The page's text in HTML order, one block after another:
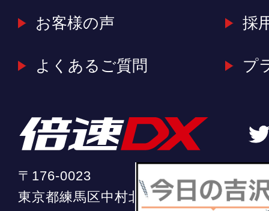
〒176-0023
東京都練馬区中村北2-20-11 ソフィア
お客様の声
よくあるご質問
採
プ